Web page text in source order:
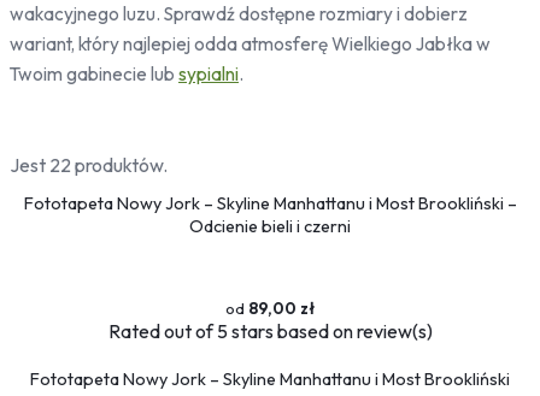
Drzewa
Niebo
Słońce
Owoce
Słodycze
Samoloty
wakacyjnego luzu. Sprawdź dostępne rozmiary i dobierz
wariant, który najlepiej odda atmosferę Wielkiego Jabłka w
Twoim gabinecie lub sypialni.
Jest 22 produktów.
Fototapeta Nowy Jork – Skyline Manhattanu i Most Brookliński –
Odcienie bieli i czerni
89,00 zł
Ratedout of 5 stars based onreview(s)
Fototapeta Nowy Jork – Skyline Manhattanu i Most Brookliński